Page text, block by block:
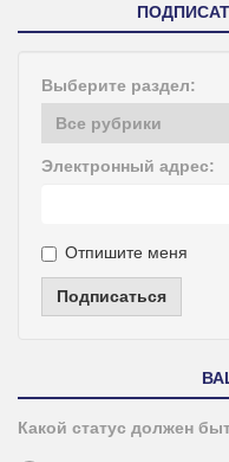
Выберите раздел:
Электронный адрес:
Отпишите меня
Подписаться
Какой статус должен